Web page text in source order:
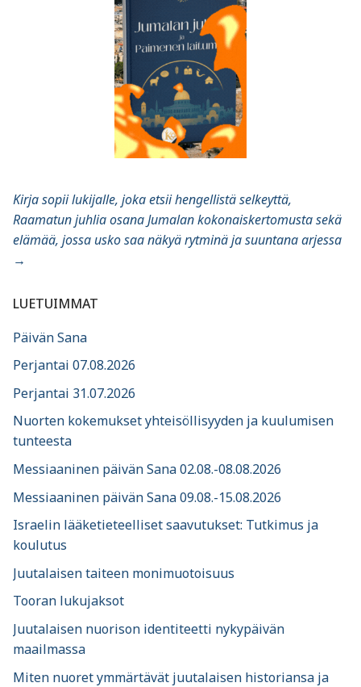
Kirja sopii lukijalle, joka etsii hengellistä selkeyttä,
Raamatun juhlia osana Jumalan kokonaiskertomusta sekä
elämää, jossa usko saa näkyä rytminä ja suuntana arjessa
→
LUETUIMMAT
Päivän Sana
Perjantai 07.08.2026
Perjantai 31.07.2026
Nuorten kokemukset yhteisöllisyyden ja kuulumisen
tunteesta
Messiaaninen päivän Sana 02.08.-08.08.2026
Messiaaninen päivän Sana 09.08.-15.08.2026
Israelin lääketieteelliset saavutukset: Tutkimus ja
koulutus
Juutalaisen taiteen monimuotoisuus
Tooran lukujaksot
Juutalaisen nuorison identiteetti nykypäivän
maailmassa
Miten nuoret ymmärtävät juutalaisen historiansa ja